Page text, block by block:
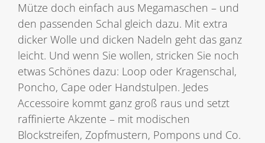
Mütze doch einfach aus Megamaschen – und
den passenden Schal gleich dazu. Mit extra
dicker Wolle und dicken Nadeln geht das ganz
leicht. Und wenn Sie wollen, stricken Sie noch
etwas Schönes dazu: Loop oder Kragenschal,
Poncho, Cape oder Handstulpen. Jedes
Accessoire kommt ganz groß raus und setzt
raffinierte Akzente – mit modischen
Blockstreifen, Zopfmustern, Pompons und Co.